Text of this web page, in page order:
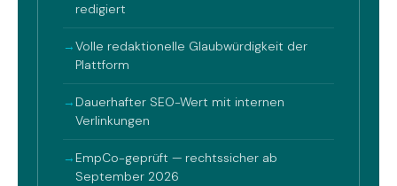
redigiert
→Volle redaktionelle Glaubwürdigkeit der
Plattform
→ Dauerhafter SEO-Wert mit internen
Verlinkungen
→ EmpCo-geprüft — rechtssicher ab
September 2026